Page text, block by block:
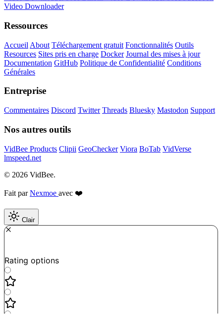
Video Downloader
Ressources
Accueil About Téléchargement gratuit Fonctionnalités Outils
Resources Sites pris en charge Docker Journal des mises à jour
Documentation GitHub Politique de Confidentialité Conditions
Générales
Entreprise
Commentaires Discord Twitter Threads Bluesky Mastodon Support
Nos autres outils
VidBee Products Clipii GeoChecker Viora BoTab VidVerse
lmspeed.net
© 2026 VidBee.
Fait parNexmoe avec ❤️
Clair
Rating options